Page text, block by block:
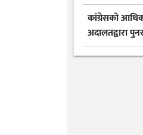
कांग्रेसको
अदालतद्वारा